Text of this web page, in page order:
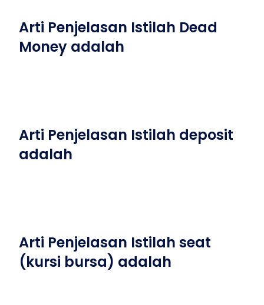
Arti Penjelasan Istilah Dead
Money adalah
Arti Penjelasan Istilah deposit
adalah
Arti Penjelasan Istilah seat
(kursi bursa) adalah